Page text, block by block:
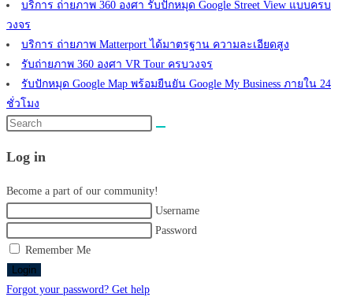
บริการ ถ่ายภาพ 360 องศา รับปักหมุด Google Street View แบบครบ
วงจร
บริการ ถ่ายภาพ Matterport ได้มาตรฐาน ความละเอียดสูง
รับถ่ายภาพ 360 องศา VR Tour ครบวงจร
รับปักหมุด Google Map พร้อมยืนยัน Google My Business ภายใน 24
ชั่วโมง
Search
website
Log in
Become a part of our community!
Username
Password
Remember Me
Login
Forgot your password? Get help